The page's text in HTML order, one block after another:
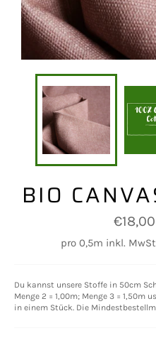
BIO
Normaler
Preis
€18,00
pro 0,5m inkl.
Du kannst unsere Stoffe in 50cm
Menge 2 = 1,00m; Menge 3 = 1,50m
in einem Stück. Die